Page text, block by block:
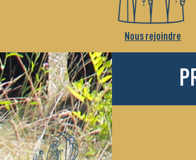
Nous rejoindre